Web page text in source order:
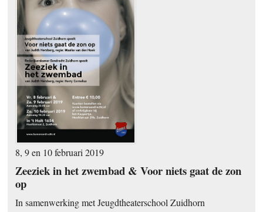
8, 9 en 10 februari 2019
Zeeziek in het zwembad & Voor niets gaat de zon
op
In samenwerking met Jeugdtheaterschool Zuidhorn